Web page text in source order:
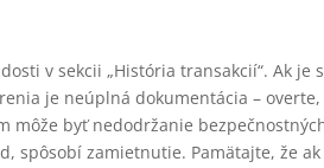
v sekcii „História transakcií“. Ak je
je neúplná dokumentácia –
môže byť nedodržanie
spôsobí zamietnutie. Pamätajte, že